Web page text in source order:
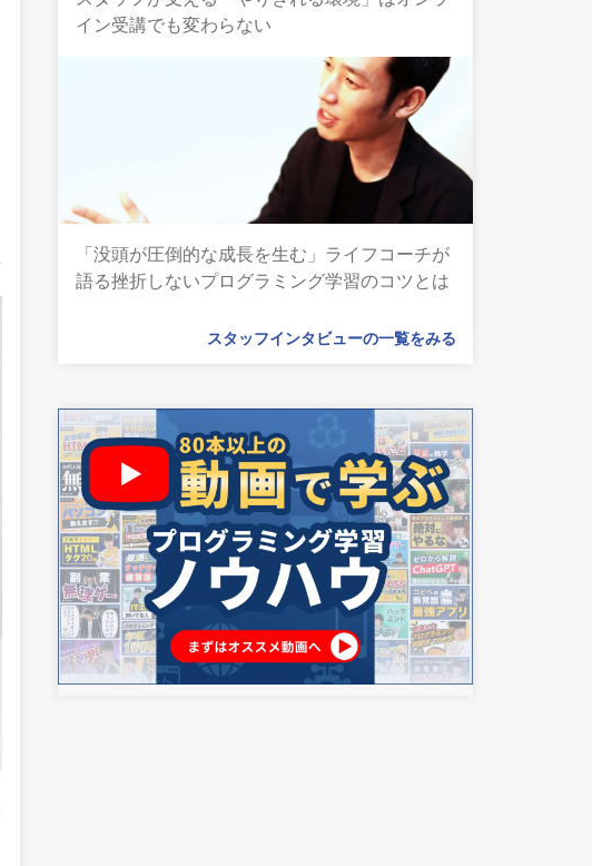
イン受講でも変わらない
「没頭が圧倒的な成長を生む」ライフコーチが
語る挫折しないプログラミング学習のコツとは
スタッフインタビューの一覧をみる